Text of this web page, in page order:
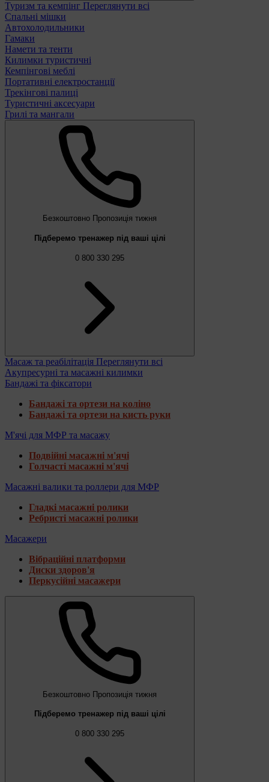
Туризм та кемпінг Переглянути всі
Спальні мішки
Автохолодильники
Гамаки
Намети та тенти
Килимки туристичні
Кемпінгові меблі
Портативні електростанції
Трекінгові палиці
Туристичні аксесуари
Грилі та мангали
Безкоштовно Пропозиція тижня
Підберемо тренажер під ваші цілі
0 800 330 295
Масаж та реабілітація Переглянути всі
Акупресурні та масажні килимки
Бандажі та фіксатори
Бандажі та ортези на коліно
Бандажі та ортези на кисть руки
М'ячі для МФР та масажу
Подвійні масажні м'ячі
Голчасті масажні м'ячі
Масажні валики та роллери для МФР
Гладкі масажні ролики
Ребристі масажні ролики
Масажери
Вібраційні платформи
Диски здоров'я
Перкусійні масажери
Безкоштовно Пропозиція тижня
Підберемо тренажер під ваші цілі
0 800 330 295